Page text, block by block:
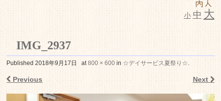
小 中 大
特別養護老人ホーム | 介護付有料
老人ホーム いこいの里
IMG_2937
Published2018年9月17日 at800 × 600 in ☆デイサービス夏祭り☆.
Previous Next